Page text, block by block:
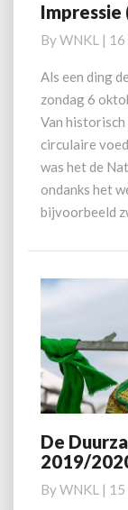
Impressie
Groenste
Dag
ByWNKL |
Als een ding
zondag 6
Van
circulaire
was het de
ondanks het
bijvoorbeeld
De
Duurzame
van
De
2019/
ByWNKL |